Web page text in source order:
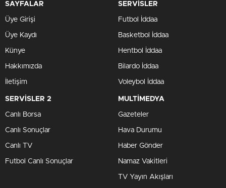
SAYFALAR
Üye Girişi
Üye Kaydı
Künye
Hakkımızda
İletişim
SERVİSLER
Futbol İddaa
Basketbol İddaa
Hentbol İddaa
Bilardo İddaa
Voleybol İddaa
SERVİSLER 2
Canlı Borsa
Canlı Sonuçlar
Canlı TV
Futbol Canlı Sonuçlar
MULTİMEDYA
Gazeteler
Hava Durumu
Haber Gönder
Namaz Vakitleri
TV Yayın Akışları